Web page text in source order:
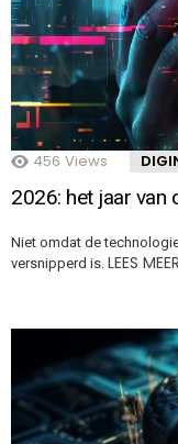
456 Views
2026: het jaar van
Niet omdat de
versnipperd is. LEES